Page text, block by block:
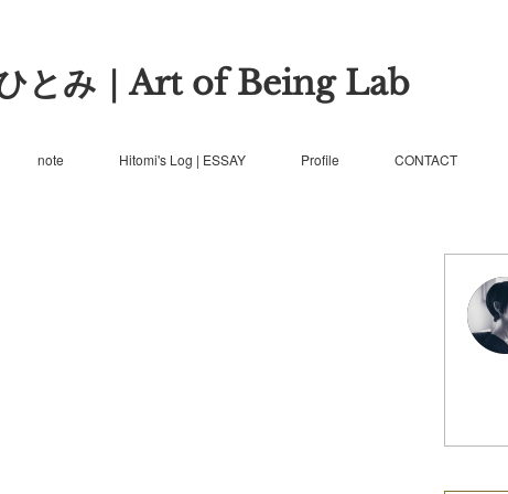
とみ｜Art of Being Lab
note Hitomi's Log | ESSAY Profile CONTACT